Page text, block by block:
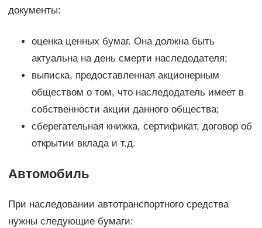
документы:
оценка ценных бумаг. Она должна быть
актуальна на день смерти наследодателя;
выписка, предоставленная акционерным
обществом о том, что наследодатель имеет в
собственности акции данного общества;
сберегательная книжка, сертификат, договор об
открытии вклада и т.д.
Автомобиль
При наследовании автотранспортного средства
нужны следующие бумаги: